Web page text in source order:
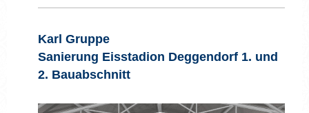
Karl Gruppe
Sanierung Eisstadion Deggendorf 1. und
2. Bauabschnitt